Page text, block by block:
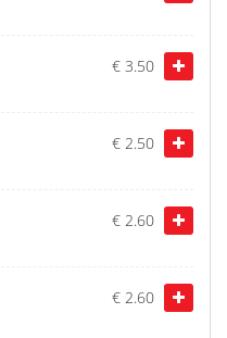
€ 3.50
€ 2.50
€ 2.60
€ 2.60